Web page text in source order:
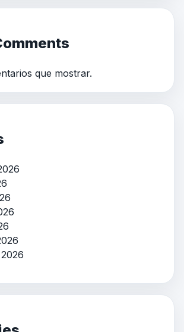
que mostrar.